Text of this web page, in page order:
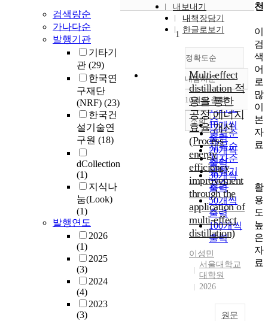
검색량순
가나다순
발행기관
기타기
관 (29)
한국연
구재단
(NRF) (23)
한국건
설기술연
구원 (18)
dCollection
(1)
지식나
눔(Look)
(1)
발행연도
2026
(1)
2025
(3)
2024
(4)
2023
(3)
내보내기
내책장담기
한글로보기
정확도순
정확도
순
인기도
순
연도순
제목순
저자순
발행기
관순
내림차순
내림차순
10개씩 출력
10개씩
출력
20개씩
출력
30개씩
출력
50개씩
출력
100개씩
출력
조회
1
Multi-effect
distillation 적
용을 통한
공정 에너지
효율 개선
(Process
energy
efficiency
improvement
through the
application of
multi-effect
distillation)
이성민
서울대학교
대학원
2026
원문
천
이
검
색
어
로
많
이
본
자
료
활
용
도
높
은
자
료